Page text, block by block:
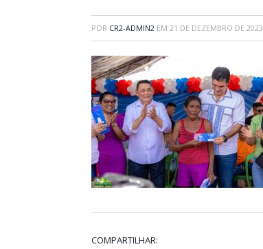
POR CR2-ADMIN2 EM 21 DE DEZEMBRO DE 2023
COMPARTILHAR: